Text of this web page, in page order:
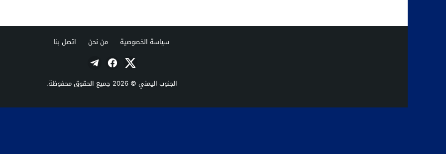
سياسة الخصوصية من نحن اتصل بنا
الجنوب اليمني © 2026 جميع الحقوق محفوظة.